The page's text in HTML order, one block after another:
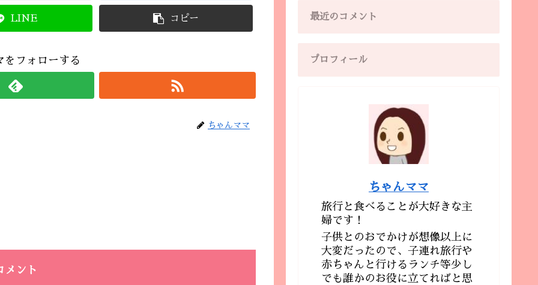
LINE コピー
をフォローする
ちゃんママ
メント
最近のコメント
プロフィール
ちゃんママ
旅行と食べることが大好きな主
婦です！
子供とのおでかけが想像以上に
大変だったので、子連れ旅行や
赤ちゃんと行けるランチ等少し
でも誰かのお役に立てればと思